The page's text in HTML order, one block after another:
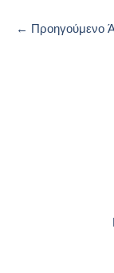
← Προηγούμενο